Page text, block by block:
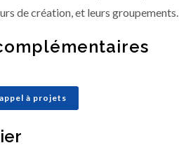
de création, et leurs groupements.
à projets